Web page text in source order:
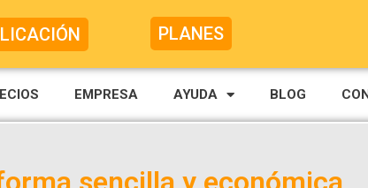
PLANES
EMPRESA AYUDA BLOG